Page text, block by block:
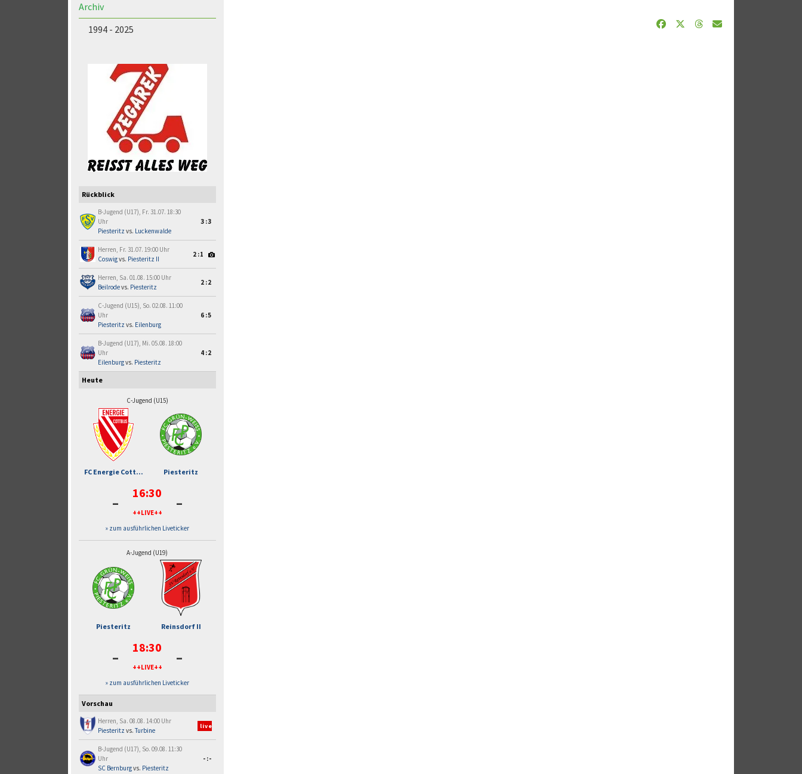
Archiv
1994 - 2025
Rückblick
B-Jugend (U17), Fr. 31.07. 18:30
Uhr
Piesteritz vs. Luckenwalde
3:3
Herren, Fr. 31.07. 19:00 Uhr
Coswigvs. Piesteritz II
2:1
Herren, Sa. 01.08. 15:00 Uhr
Beilrodevs. Piesteritz
2:2
C-Jugend (U15), So. 02.08. 11:00
Uhr
Piesteritz vs. Eilenburg
6:5
B-Jugend (U17), Mi. 05.08. 18:00
Uhr
Eilenburgvs. Piesteritz
4:2
Heute
C-Jugend (U15)
FC Energie Cott... Piesteritz
- 16:30
++LIVE++ -
» zum ausführlichen Liveticker
A-Jugend (U19)
Piesteritz Reinsdorf II
- 18:30
++LIVE++ -
» zum ausführlichen Liveticker
Vorschau
Herren, Sa. 08.08. 14:00 Uhr
Piesteritz vs.Turbine
live
B-Jugend (U17), So. 09.08. 11:30
Uhr
SC Bernburgvs. Piesteritz
-:-